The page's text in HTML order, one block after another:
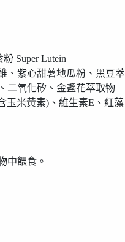
Super Lutein
、紫心甜薯地瓜粉、黑豆萃
二氧化矽、金盞花萃取物
玉米黃素)、維生素E、紅藻
中餵食。